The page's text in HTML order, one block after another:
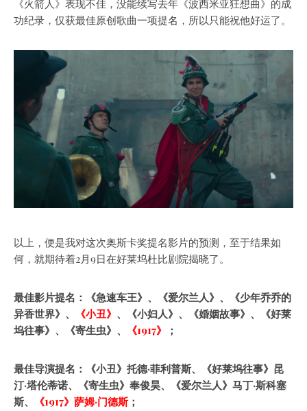
《火箭人》表现不佳，没能续写去年《波西米亚狂想曲》的成
功纪录，仅获最佳原创歌曲一项提名，所以只能祝他好运了。
以上，便是我对这次奥斯卡奖提名影片的预测，至于结果如
何，就期待着2月9日在好莱坞杜比剧院揭晓了。
最佳影片提名：《急速车王》、《爱尔兰人》、《少年乔乔的
异香世界》、
《小丑》 、《小妇人》、《婚姻故事》、《好莱
坞往事》、《寄生虫》、
《1917》 ；
最佳导演提名：《小丑》托德·菲利普斯、《好莱坞往事》昆
汀·塔伦蒂诺、《寄生虫》奉俊昊、《爱尔兰人》马丁·斯科塞
斯、
《1917》萨姆·门德斯；